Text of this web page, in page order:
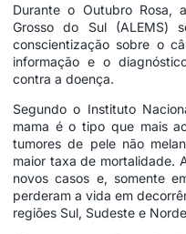
Durante o Outubro Rosa,
Grosso do Sul (ALEMS)
conscientização sobre o
informação e o
contra a doença.
Segundo o Instituto
mama é o tipo que mais
tumores de pele não
maior taxa de mortalidade.
novos casos e, somente
perderam a vida em
regiões Sul, Sudeste e